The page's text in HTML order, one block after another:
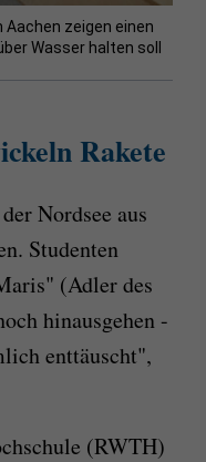
Aachen zeigen einen
Wasser halten soll
Rakete
Nordsee aus
Studenten
(Adler des
hinausgehen -
enttäuscht",
(RWTH)